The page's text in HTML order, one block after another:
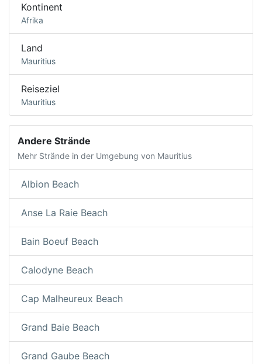
Kontinent
Afrika
Land
Mauritius
Reiseziel
Mauritius
Andere Strände
Mehr Strände in der Umgebung von Mauritius
Albion Beach
Anse La Raie Beach
Bain Boeuf Beach
Calodyne Beach
Cap Malheureux Beach
Grand Baie Beach
Grand Gaube Beach